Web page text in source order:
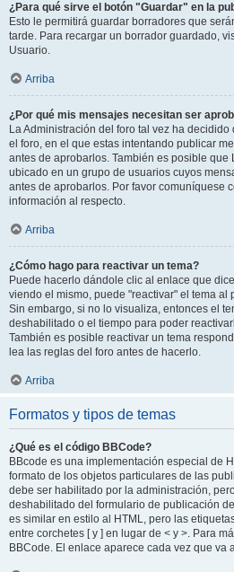
¿Para qué sirve el botón "Guardar" en la
Esto le permitirá guardar borradores que
tarde. Para recargar un borrador guardado,
Usuario.
Arriba
¿Por qué mis mensajes necesitan ser
La Administración del foro tal vez ha
el foro, en el que estas intentando publicar
antes de aprobarlos. También es posible que
ubicado en un grupo de usuarios cuyos
antes de aprobarlos. Por favor comuníquese
información al respecto.
Arriba
¿Cómo hago para reactivar un tema?
Puede hacerlo dándole clic al enlace que
viendo el mismo, puede "reactivar" el tema
Sin embargo, si no lo visualiza, entonces el
deshabilitado o el tiempo para poder
También es posible reactivar un tema
lea las reglas del foro antes de hacerlo.
Arriba
Formatos y tipos de temas
¿Qué es el código BBCode?
BBcode es una implementación especial de
formato de los objetos particulares de las
debe ser habilitado por la administración,
deshabilitado del formulario de publicación
es similar en estilo al HTML, pero las
entre corchetes [ y ] en lugar de < y >. Para
BBCode. El enlace aparece cada vez que va